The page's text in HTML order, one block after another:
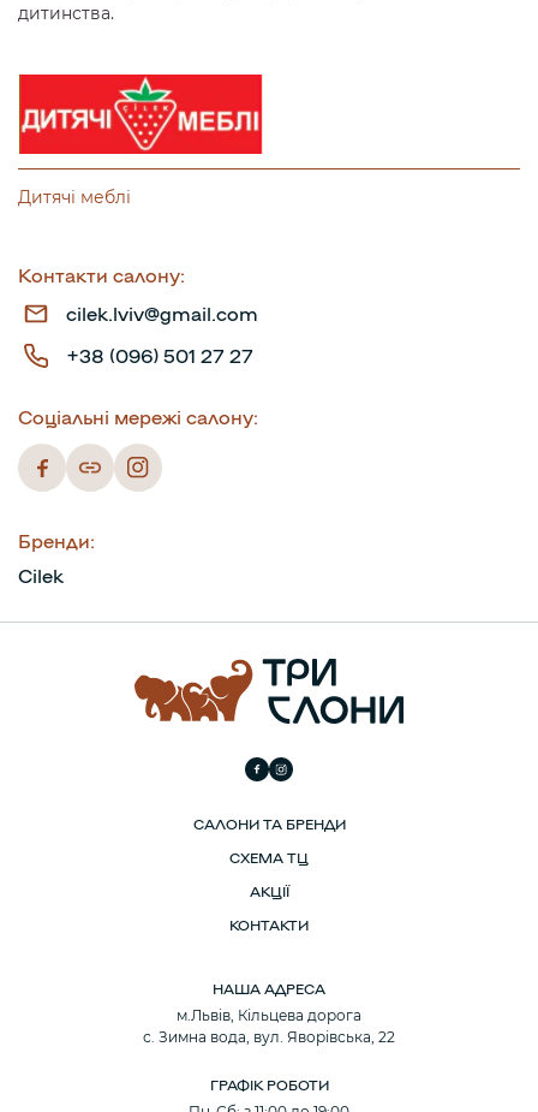
Дитячі меблі
Контакти салону:
cilek.lviv@gmail.com
+38 (096) 501 27 27
Соціальні мережі салону:
Бренди:
Cilek
дитинства.
САЛОНИ ТА БРЕНДИ
СХЕМА ТЦ
АКЦІЇ
КОНТАКТИ
НАША АДРЕСА
м.Львів, Кільцева дорога
с. Зимна вода, вул. Яворівська, 22
ГРАФІК РОБОТИ